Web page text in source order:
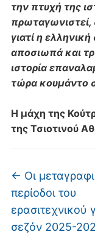
την πτυχή της
πρωταγωνιστεί,
γιατί η
αποσιωπά και
ιστορία
τώρα κουμάντο
Η μάχη της
της Τσιοτινού
← Οι
περίοδοι του
ερασιτεχνικού
σεζόν 2025-